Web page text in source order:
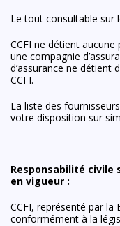
Le tout consultable sur
CCFI ne détient
une compagnie
d’assurance ne détient
CCFI.
La liste des
votre disposition sur
Responsabilité
en vigueur :
CCFI, représenté par la
conformément à la